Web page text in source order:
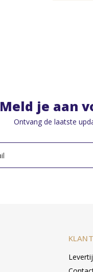
Meld je aan
Ontvang de laatste